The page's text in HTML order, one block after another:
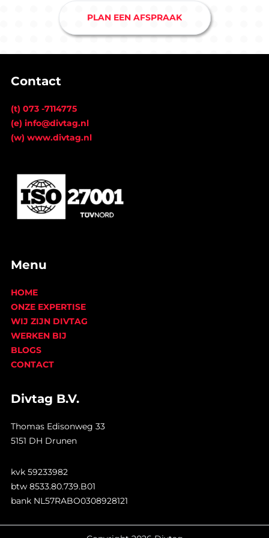
PLAN EEN AFSPRAAK
Contact
(t) 073 -7114775
(e) info@divtag.nl
(w) www.divtag.nl
Menu
HOME
ONZE EXPERTISE
WIJ ZIJN DIVTAG
WERKEN BIJ
BLOGS
CONTACT
Divtag B.V.
Thomas Edisonweg 33
5151 DH Drunen
kvk 59233982
btw 8533.80.739.B01
bank NL57RABO0308928121